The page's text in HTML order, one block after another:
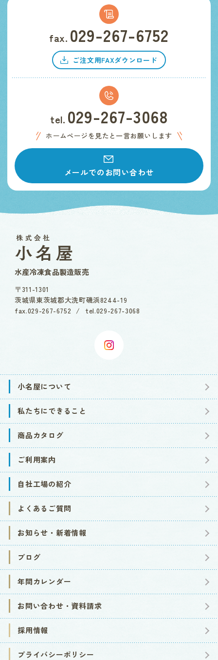
fax. 029-267-6752
ご注文用FAXダウンロード
tel. 029-267-3068
ホームページを見たと一言お願いします
メールでのお問い合わせ
水産冷凍食品製造販売
〒311-1301
茨城県東茨城郡大洗町磯浜8244-19
fax.029-267-6752 / tel.029-267-3068
小名屋について
私たちにできること
商品カタログ
ご利用案内
自社工場の紹介
よくあるご質問
お知らせ・新着情報
ブログ
年間カレンダー
お問い合わせ・資料請求
採用情報
プライバシーポリシー